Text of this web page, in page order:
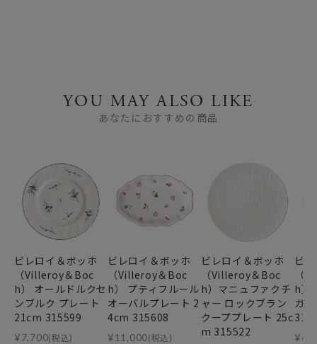
YOU MAY ALSO LIKE
あなたにおすすめの商品
ビレロイ＆ボッホ
（Villeroy＆Boc
h） オールドルクセ
ンブルク プレート
21cm 315599
¥7,700(税込)
ビレロイ＆ボッホ
（Villeroy＆Boc
h） プティフルール
オーバルプレート 2
4cm 315608
¥11,000(税込)
ビレロイ＆ボッホ
（Villeroy＆Boc
h）マニュファクチ
ャー ロックブラン
クーププレート 25c
m 315522
ビ
（
h）
ガ
¥